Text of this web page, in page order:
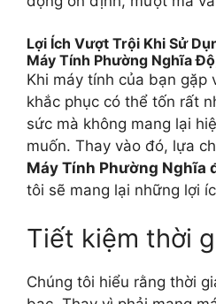
Lợi Ích Vượt Trội Khi Sử
Máy Tính Phường Nghĩa
Khi máy tính của bạn gặp
khắc phục có thể tốn rất
sức mà không mang lại
muốn. Thay vào đó, lựa
Máy Tính Phường Nghĩa
tôi sẽ mang lại những lợi
Tiết kiệm thời
Chúng tôi hiểu rằng thời